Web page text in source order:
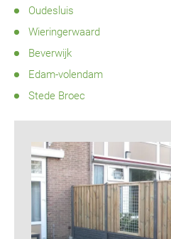
Oudesluis
Wieringerwaard
Beverwijk
Edam-volendam
Stede Broec